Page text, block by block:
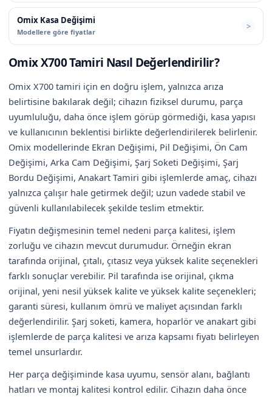
Omix Kasa Değişimi
Modellere göre fiyatlar
Omix X700 Tamiri Nasıl Değerlendirilir?
Omix X700 tamiri için en doğru işlem, yalnızca arıza
belirtisine bakılarak değil; cihazın fiziksel durumu, parça
uyumluluğu, daha önce işlem görüp görmediği, kasa yapısı
ve kullanıcının beklentisi birlikte değerlendirilerek belirlenir.
Omix modellerinde Ekran Değişimi, Pil Değişimi, Ön Cam
Değişimi, Arka Cam Değişimi, Şarj Soketi Değişimi, Şarj
Bordu Değişimi, Anakart Tamiri gibi işlemlerde amaç, cihazı
yalnızca çalışır hale getirmek değil; uzun vadede stabil ve
güvenli kullanılabilecek şekilde teslim etmektir.
Fiyatın değişmesinin temel nedeni parça kalitesi, işlem
zorluğu ve cihazın mevcut durumudur. Örneğin ekran
tarafında orijinal, çıtalı, çıtasız veya yüksek kalite seçenekleri
farklı sonuçlar verebilir. Pil tarafında ise orijinal, çıkma
orijinal, yeni nesil yüksek kalite ve yüksek kalite seçenekleri;
garanti süresi, kullanım ömrü ve maliyet açısından farklı
değerlendirilir. Şarj soketi, kamera, hoparlör ve anakart gibi
işlemlerde de parça kalitesi ve arıza kapsamı fiyatı belirleyen
temel unsurlardır.
Her parça değişiminde kasa uyumu, sensör alanı, bağlantı
hatları ve montaj kalitesi kontrol edilir. Cihazın daha önce